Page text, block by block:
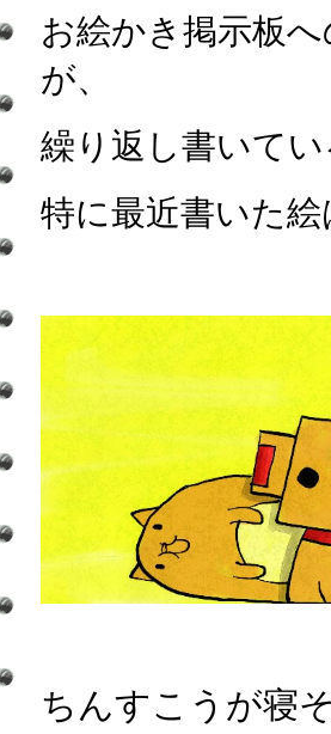
お絵かき掲示板
が、
繰り返し書いて
特に最近書いた
ちんすこうが寝